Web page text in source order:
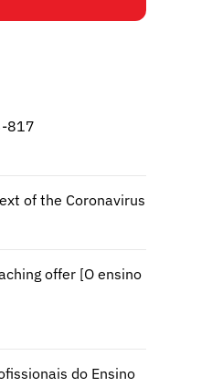
817
of the Coronavirus
offer [O ensino
do Ensino